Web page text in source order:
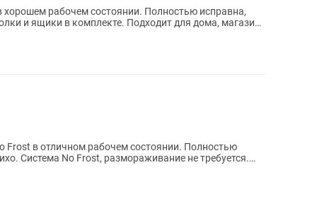
рабочем состоянии. Полностью исправна,
и ящики в комплекте. Подходит для дома, магазина
в отличном рабочем состоянии. Полностью
Система No Frost, размораживание не требуется.